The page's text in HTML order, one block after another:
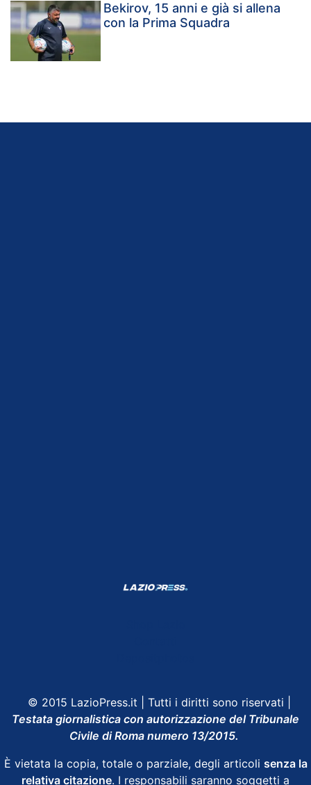
Bekirov, 15 anni e già si allena
con la Prima Squadra
© 2015 LazioPress.it | Tutti i diritti sono riservati |
Testata giornalistica con autorizzazione del Tribunale
Civile di Roma numero 13/2015.
È vietata la copia, totale o parziale, degli articoli senza la
relativa citazione. I responsabili saranno soggetti a